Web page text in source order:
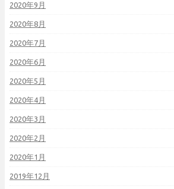
2020年9月
2020年8月
2020年7月
2020年6月
2020年5月
2020年4月
2020年3月
2020年2月
2020年1月
2019年12月